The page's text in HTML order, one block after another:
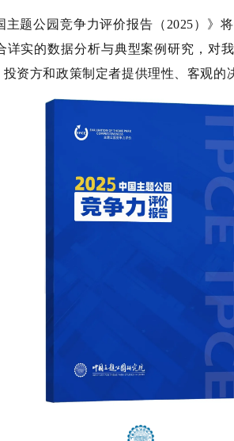
主题公园竞争力评价报告（ 2025）》
详实的数据分析与典型案例研究，对
资方和政策制定者提供理性、客观的